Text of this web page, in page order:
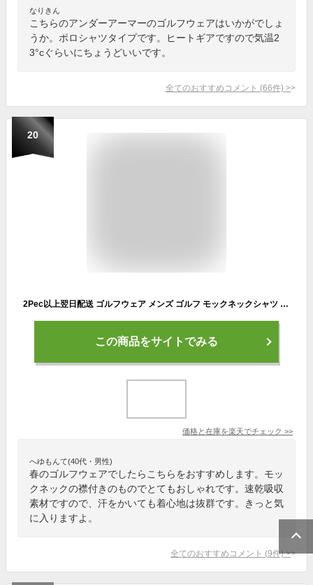
なりきん
こちらのアンダーアーマーのゴルフウェアはいかがでしょ
うか。ポロシャツタイプです。ヒートギアですので気温2
3°cぐらいにちょうどいいです。
全てのおすすめコメント (66件) >
20
2Pec以上翌日配送 ゴルフウェア メンズ ゴルフ モックネックシャツ 襟付 半袖 春 夏 速乾吸収 ハイネック シャツ 半袖 シャツ スポーツ素材 シャツ ・ニューエディションゴルフ 父の日 売れ筋 NEG-317-318-319
この商品をサイトでみる
価格と在庫を楽天でチェック >>
へゆもんて(40代・男性)
春のゴルフウェアでしたらこちらをおすすめします。モッ
クネックの襟付きのものでとてもおしゃれです。速乾吸収
素材ですので、汗をかいても着心地は抜群です。きっと気
に入りますよ。
全てのおすすめコメント (9件)>